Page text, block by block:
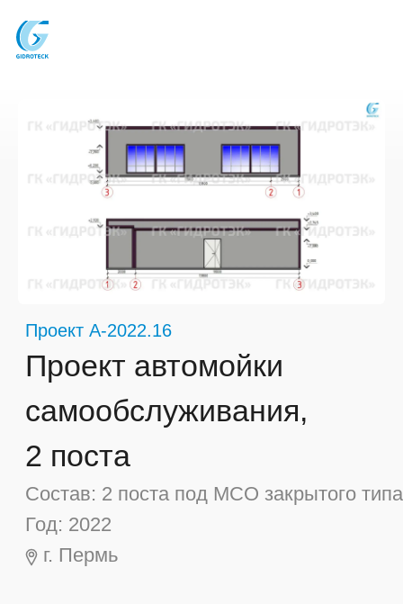
Проект A-2022.16
Проект автомойки
самообслуживания,
2 поста
Состав: 2 поста под МСО закрытого типа
Год: 2022